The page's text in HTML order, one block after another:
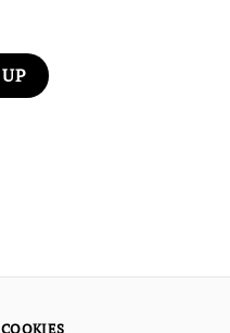
COOKIES